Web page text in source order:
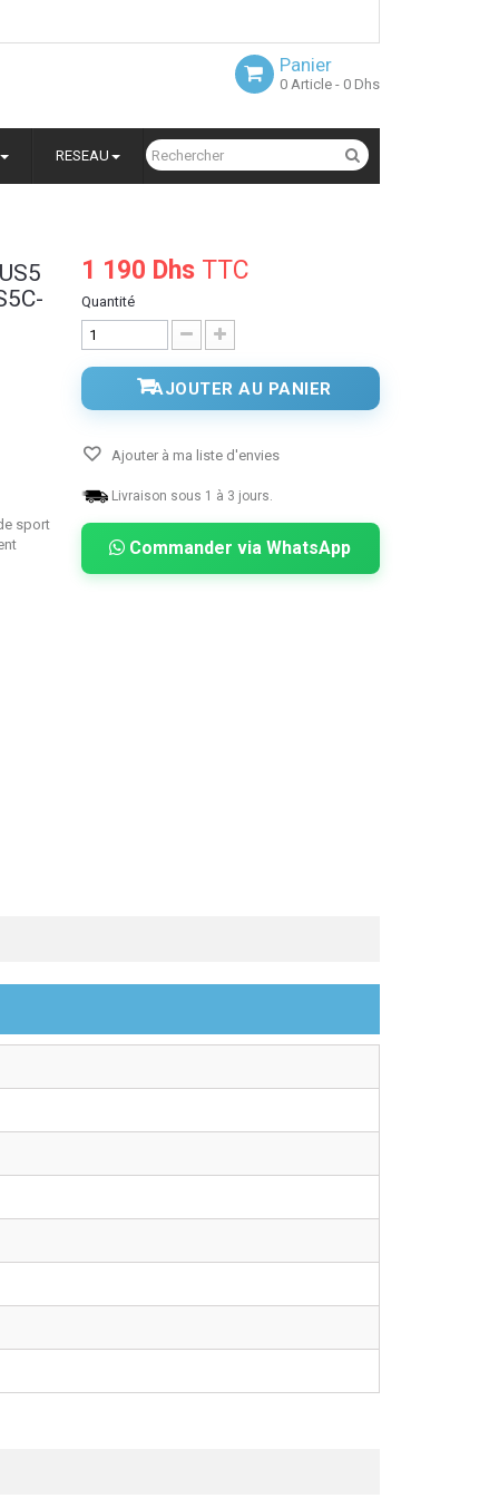
Panier
0 Article - 0 Dhs
RESEAU
sport
1 190 Dhs TTC
Quantité
AJOUTER AU PANIER
Ajouter à ma liste d'envies
Livraison sous 1 à 3 jours.
Commander via WhatsApp